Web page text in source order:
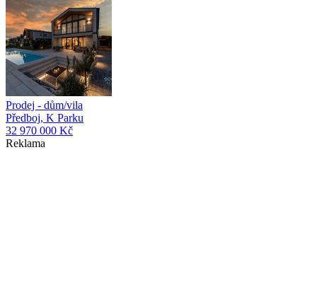
Prodej - dům/vila
Předboj, K Parku
32 970 000 Kč
Reklama